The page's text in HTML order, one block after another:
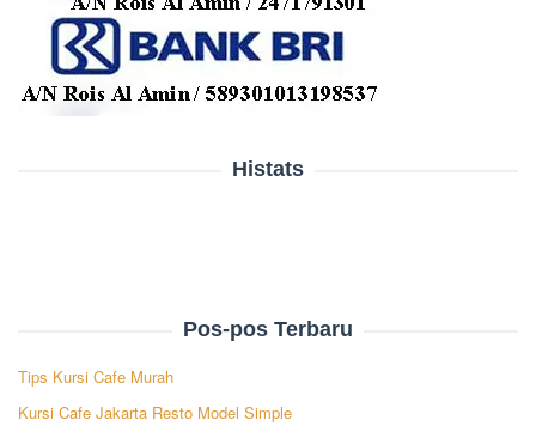
Histats
Pos-pos Terbaru
Tips Kursi Cafe Murah
Kursi Cafe Jakarta Resto Model Simple